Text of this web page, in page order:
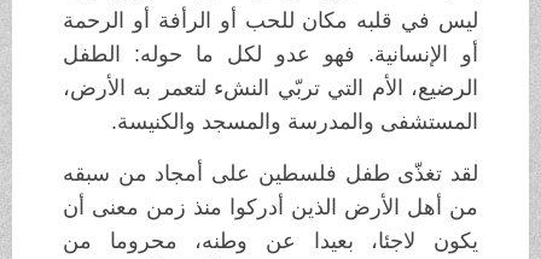
ليس في قلبه مكان للحب أو الرأفة أو الرحمة
أو الإنسانية. فهو عدو لكل ما حوله: الطفل
الرضيع، الأم التي تربّي النشء لتعمر به الأرض،
المستشفى والمدرسة والمسجد والكنيسة.
لقد تغذّى طفل فلسطين على أمجاد من سبقه
من أهل الأرض الذين أدركوا منذ زمن معنى أن
يكون لاجئا، بعيدا عن وطنه، محروما من